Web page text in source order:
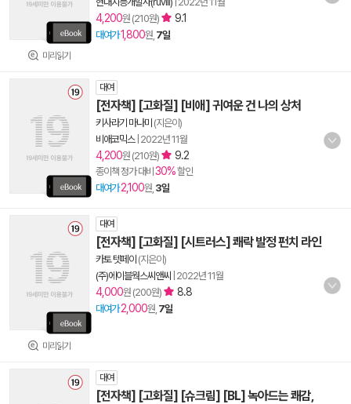
미리읽기
4,200원 (210원) 9.1
대여가1,800원, 7일
대여
[전자책] [고화질] [비애] 귀여운 건 나의 상처
키사라기 마나미 (지은이)
비애코믹스| 2022년 11월
4,200원 (210원) 9.2
종이책 정가 대비 30%할인
대여가 2,100원, 3일
미리읽기
대여
[전자책] [고화질] [시트러스] 쾌락 발정 펀치 라인
카토 텟페이 (지은이)
(주)에이블웍스씨앤씨
2022년 11월
4,000원 (200원) 8.8
대여가 2,000원, 7일
대여
[전자책] [고화질] [슈크림] [BL] 녹아드는 쾌감,